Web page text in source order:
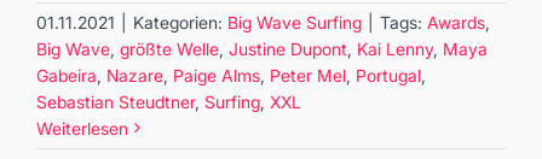
01.11.2021 Kategorien: Big Wave Surfing Tags: Awards,
Big Wave, größte Welle, Justine Dupont, Kai Lenny, Maya
Gabeira, Nazare, Paige Alms, Peter Mel, Portugal,
Sebastian Steudtner, Surfing, XXL
Weiterlesen